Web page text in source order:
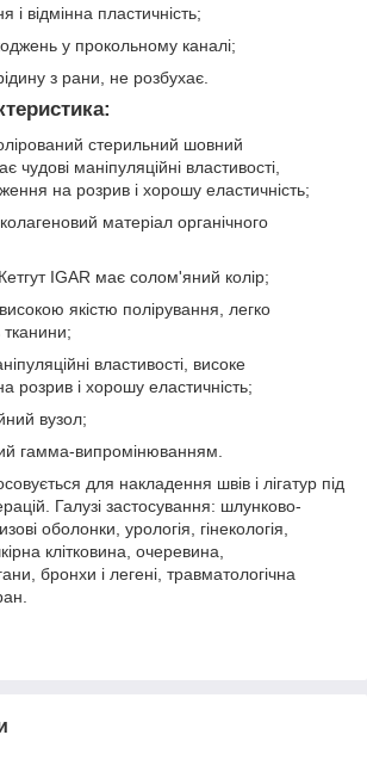
і відмінна пластичність;
у прокольному каналі;
з рани, не розбухає.
стерильний шовний
чудові маніпуляційні властивості,
на розрив і хорошу еластичність;
матеріал органічного
IGAR має солом'яний колір;
якістю полірування, легко
тканини;
властивості, високе
розрив і хорошу еластичність;
вузол;
гамма-випромінюванням.
для накладення швів і лігатур під
Галузі застосування: шлунково-
оболонки, урологія, гінекологія,
клітковина, очеревина,
бронхи і легені, травматологічна